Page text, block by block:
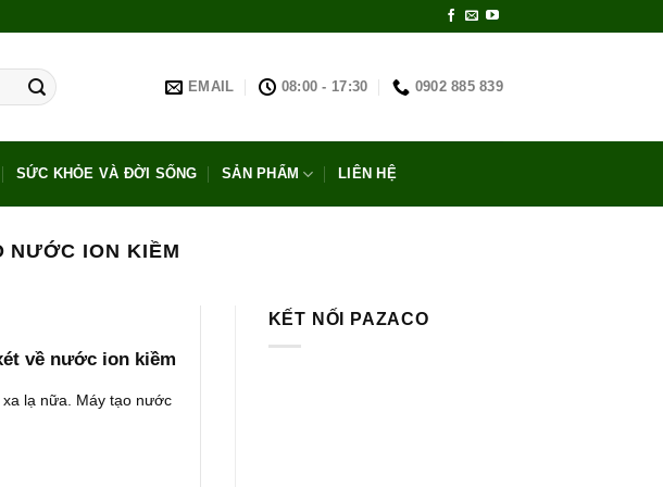
EMAIL 08:00 - 17:30 0902 885 839
SỨC KHỎE VÀ ĐỜI SỐNG SẢN PHẨM LIÊN HỆ
NƯỚC ION KIỀM
về nước ion kiềm
lạ nữa. Máy tạo nước
KẾT NỐI PAZACO